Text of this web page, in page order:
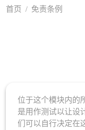
首页 / 免责条例
位于这个模块内的
是用作测试以让设
们可以自行决定在